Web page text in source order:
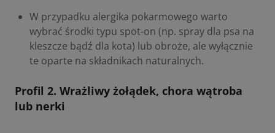
W przypadku alergika pokarmowego warto
wybrać środki typu spot-on (np. spray dla psa na
kleszcze bądź dla kota) lub obroże, ale wyłącznie
te oparte na składnikach naturalnych.
Profil 2. Wrażliwy żołądek, chora wątroba
lub nerki